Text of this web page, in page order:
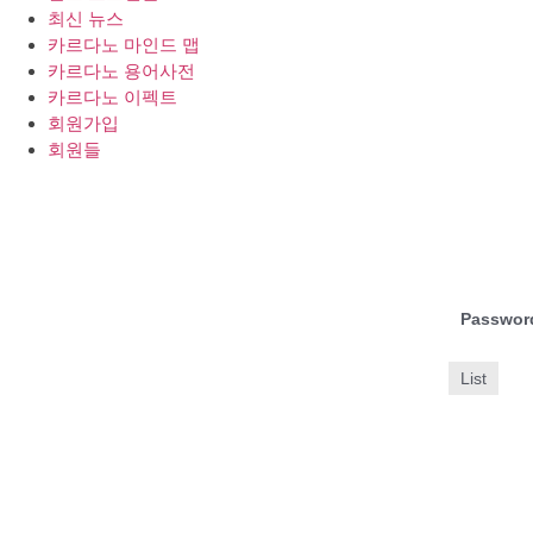
최신 뉴스
카르다노 마인드 맵
카르다노 용어사전
카르다노 이펙트
회원가입
회원들
List